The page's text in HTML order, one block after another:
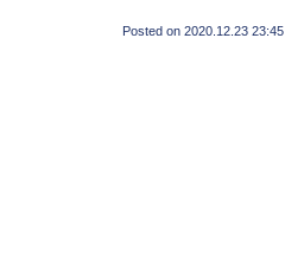
Posted on 2020.12.23 23:45